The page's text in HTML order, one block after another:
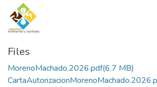
Files
MorenoMachado.2026.pdf(6.7 MB)